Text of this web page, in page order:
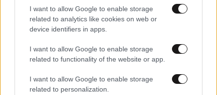
I want to allow Google to enable storage
related to analytics like cookies on web or
device identifiers in apps.
I want to allow Google to enable storage
related to functionality of the website or app.
I want to allow Google to enable storage
related to personalization.
02·08·2010 18:07
Αύξηση στα επιτόκια νέων καταθέσεων, αλλά και